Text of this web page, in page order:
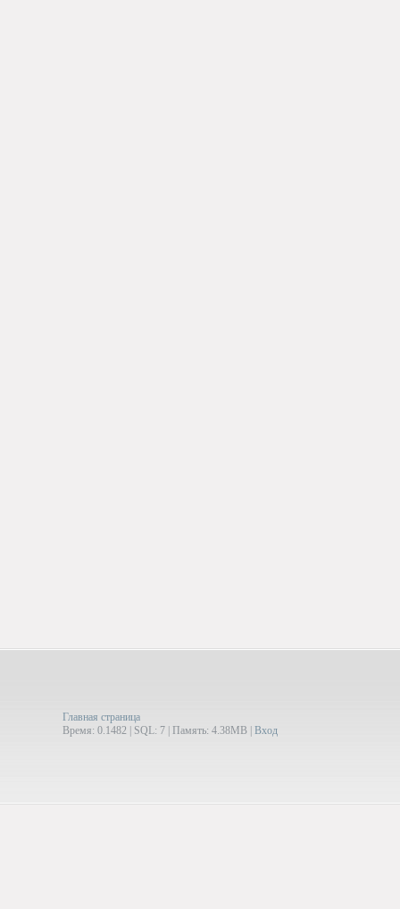
Главная страница
Время: 0.1482 | SQL: 7 | Память: 4.38MB Вход